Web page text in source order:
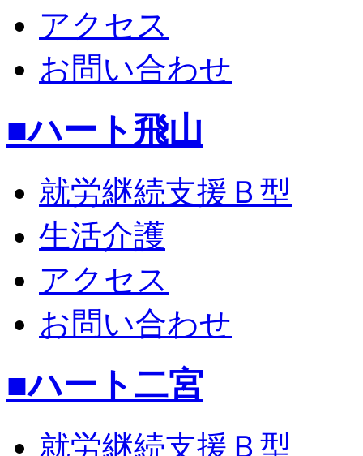
アクセス
お問い合わせ
■ハート飛山
就労継続支援Ｂ型
生活介護
アクセス
お問い合わせ
■ハート二宮
就労継続支援Ｂ型